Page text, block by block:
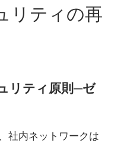
リティの再
リティ原則─ゼ
社内ネットワークは